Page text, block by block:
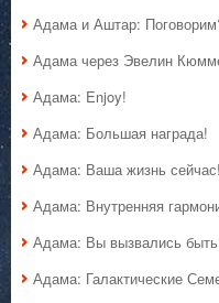
Адама и Аштар:
Адама через Эвелин
Адама: Enjoy!
Адама: Большая награда!
Адама: Ваша жизнь сейчас!
Адама: Внутренняя
Адама: Вы вызвались
Адама: Галактические